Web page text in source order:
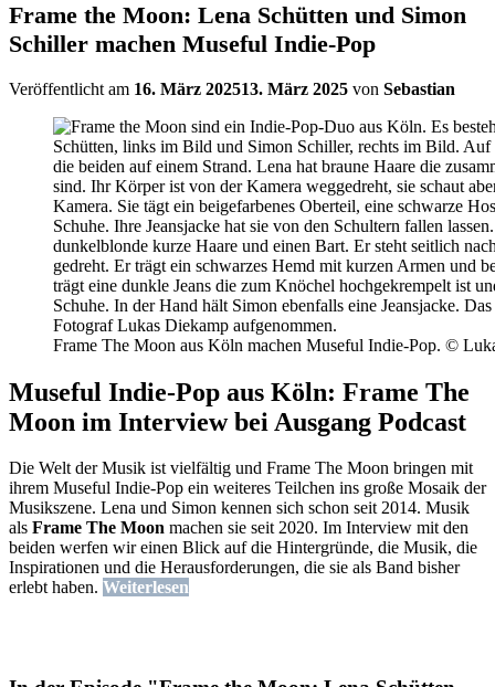
Frame the Moon: Lena Schütten und Simon
Schiller machen Museful Indie-Pop
Veröffentlicht am 16. März 202513. März 2025 von Sebastian
Frame The Moon aus Köln machen Museful Indie-Pop. ©
Museful Indie-Pop aus Köln: Frame The
Moon im Interview bei Ausgang Podcast
Die Welt der Musik ist vielfältig und Frame The Moon bringen mit
ihrem Museful Indie-Pop ein weiteres Teilchen ins große Mosaik der
Musikszene. Lena und Simon kennen sich schon seit 2014. Musik
als Frame The Moon machen sie seit 2020. Im Interview mit den
beiden werfen wir einen Blick auf die Hintergründe, die Musik, die
Inspirationen und die Herausforderungen, die sie als Band bisher
erlebt haben. Weiterlesen